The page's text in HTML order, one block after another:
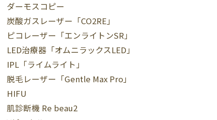
ダーモスコピー
炭酸ガスレーザー「CO2RE」
ピコレーザー「エンライトンSR」
LED治療器「オムニラックスLED」
IPL「ライムライト」
脱毛レーザー「Gentle Max Pro」
HIFU
肌診断機 Re beau2